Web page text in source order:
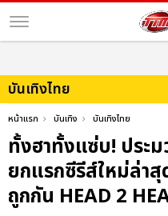
บันเทิงไทย
หน้าแรก บันเทิง บันเทิงไทย
ทั้งฮาทั้งแซ่บ! ประ
ยกแรกซีรีส์ใหม่ล่า
ถูกกัน HEAD 2